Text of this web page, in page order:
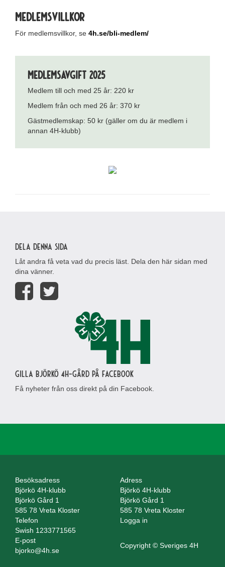
Medlemsvillkor
För medlemsvillkor, se 4h.se/bli-medlem/
Medlemsavgift 2025
Medlem till och med 25 år: 220 kr
Medlem från och med 26 år: 370 kr
Gästmedlemskap: 50 kr (gäller om du är medlem i
annan 4H-klubb)
Dela denna sida
Låt andra få veta vad du precis läst. Dela den här sidan med
dina vänner.
Gilla Björkö 4H-gård på Facebook
Få nyheter från oss direkt på din Facebook.
Besöksadress
Björkö 4H-klubb
Björkö Gård 1
585 78 Vreta Kloster
Adress
Björkö 4H-klubb
Björkö Gård 1
585 78 Vreta Kloster
Telefon
Swish 1233771565
E-post
bjorko@4h.se
Logga in
Copyright © Sveriges 4H